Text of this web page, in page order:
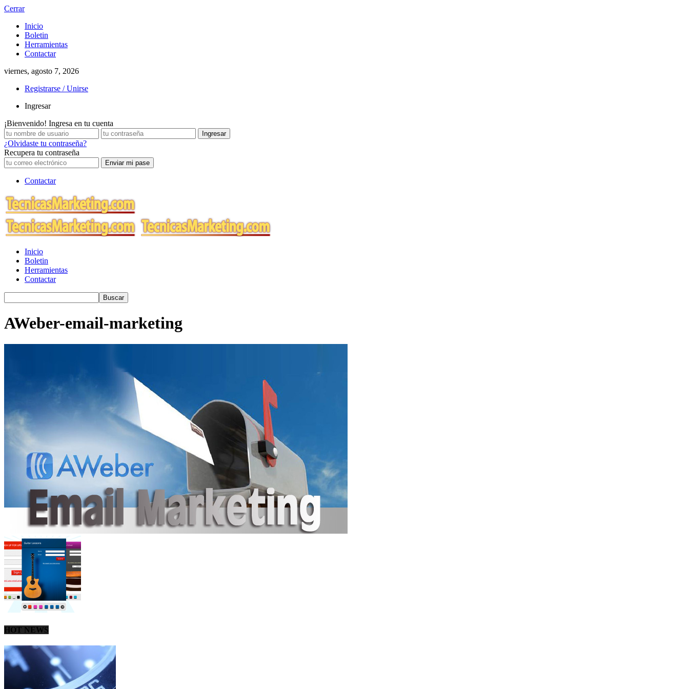
Cerrar
Inicio
Boletin
Herramientas
Contactar
viernes, agosto 7, 2026
Registrarse / Unirse
Ingresar
¡Bienvenido! Ingresa en tu cuenta
¿Olvidaste tu contraseña?
Recupera tu contraseña
Contactar
Inicio
Boletin
Herramientas
Contactar
AWeber-email-marketing
HOT NEWS